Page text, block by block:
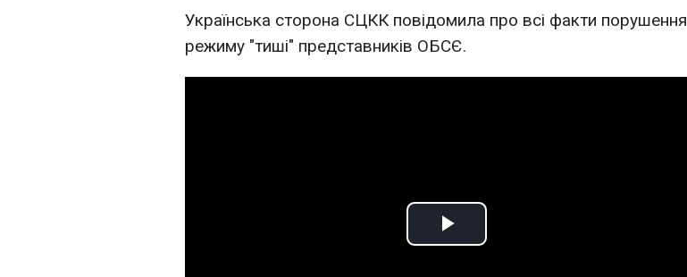
Українська сторона СЦКК повідомила про всі факти порушення
режиму "тиші" представників ОБСЄ.
Play